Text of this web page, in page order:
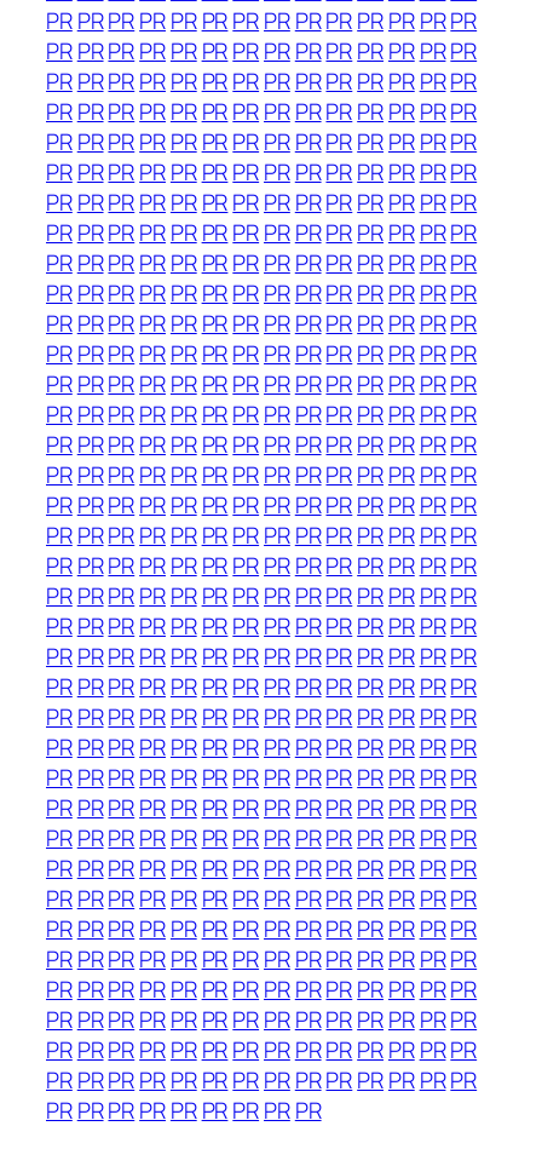
PRPRPRPRPR PRPRPRPRPRPRPR PRPR
PRPRPRPRPR PRPRPRPRPRPRPR PRPR
PRPRPRPRPR PRPRPRPRPRPRPR PRPR
PRPRPRPRPR PRPRPRPRPRPRPR PRPR
PRPRPRPRPR PRPRPRPRPRPRPR PRPR
PRPRPRPRPR PRPRPRPRPRPRPR PRPR
PRPRPRPRPR PRPRPRPRPRPRPR PRPR
PRPRPRPRPR PRPRPRPRPRPRPR PRPR
PRPRPRPRPR PRPRPRPRPRPRPR PRPR
PRPRPRPRPR PRPRPRPRPRPRPR PRPR
PRPRPRPRPR PRPRPRPRPRPRPR PRPR
PRPRPRPRPR PRPRPRPRPRPRPR PRPR
PRPRPRPRPR PRPRPRPRPRPRPR PRPR
PRPRPRPRPR PRPRPRPRPRPRPR PRPR
PRPRPRPRPR PRPRPRPRPRPRPR PRPR
PRPRPRPRPR PRPRPRPRPRPRPR PRPR
PRPRPRPRPR PRPRPRPRPRPRPR PRPR
PRPRPRPRPR PRPRPRPRPRPRPR PRPR
PRPRPRPRPR PRPRPRPRPRPRPR PRPR
PRPRPRPRPR PRPRPRPRPRPRPR PRPR
PRPRPRPRPR PRPRPRPRPRPRPR PRPR
PRPRPRPRPR PRPRPRPRPRPRPR PRPR
PRPRPRPRPR PRPRPRPRPRPRPR PRPR
PRPRPRPRPR PRPRPRPRPRPRPR PRPR
PRPRPRPRPR PRPRPRPRPRPRPR PRPR
PRPRPRPRPR PRPRPRPRPRPRPR PRPR
PRPRPRPRPR PRPRPRPRPRPRPR PRPR
PRPRPRPRPR PRPRPRPRPRPRPR PRPR
PRPRPRPRPR PRPRPRPRPRPRPR PRPR
PRPRPRPRPR PRPRPRPRPRPRPR PRPR
PRPRPRPRPR PRPRPRPRPRPRPR PRPR
PRPRPRPRPR PRPRPRPRPRPRPR PRPR
PRPRPRPRPR PRPRPRPRPRPRPR PRPR
PRPRPRPRPR PRPRPRPRPRPRPR PRPR
PRPRPRPRPR PRPRPRPRPRPRPR PRPR
PRPRPRPRPR PRPRPRPRPRPRPR PRPR
PRPRPRPRPR PRPRPRPR